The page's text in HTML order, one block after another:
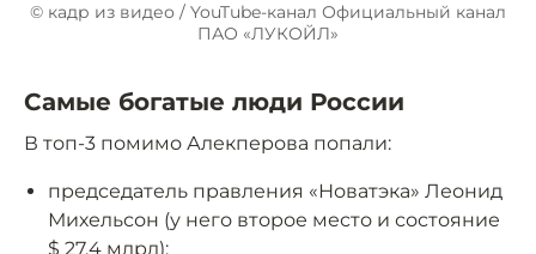
© кадр из видео / YouTube-канал Официальный канал
ПАО «ЛУКОЙЛ»
Самые богатые люди России
В топ-3 помимо Алекперова попали:
председатель правления «Новатэка» Леонид
Михельсон (у него второе место и состояние
$ 27,4 млрд);